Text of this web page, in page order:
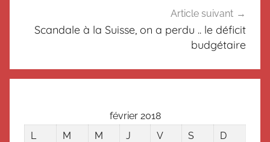
Article suivant
Scandale à la Suisse, on a perdu .. le déficit
budgétaire
février 2018
L
M M J V S
D